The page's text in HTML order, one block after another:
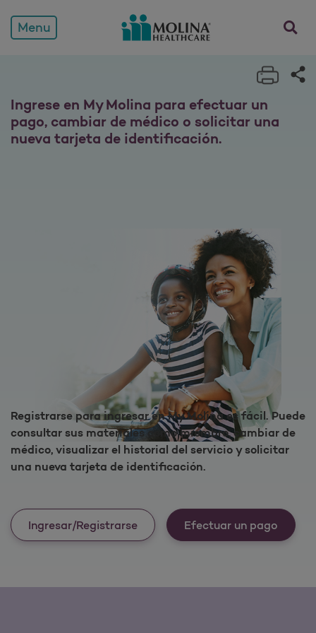
Miembros
Menu
Print
Ingrese en My Molina para efectuar un
pago, cambiar de médico o solicitar una
nueva tarjeta de identificación.
Registrarse para ingresar en My Molina es fácil. Puede
consultar sus materiales como miembro, cambiar de
médico, visualizar el historial del servicio y solicitar
una nueva tarjeta de identificación.
Ingresar/Registrarse Efectuar un pago